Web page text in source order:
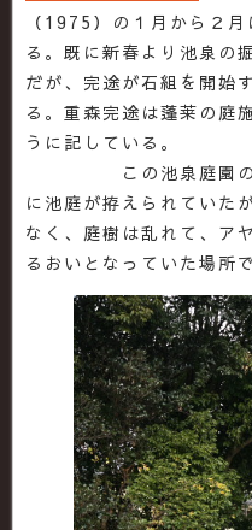
（1975）の１月から２
る。既に新春より池泉の
だが、完途が石組を開始
る。重森完途は蓬莱の庭
うに記している。
この池泉庭園の場
に池庭が拵えられていた
なく、庭樹は乱れて、ア
るおいとなっていた場所